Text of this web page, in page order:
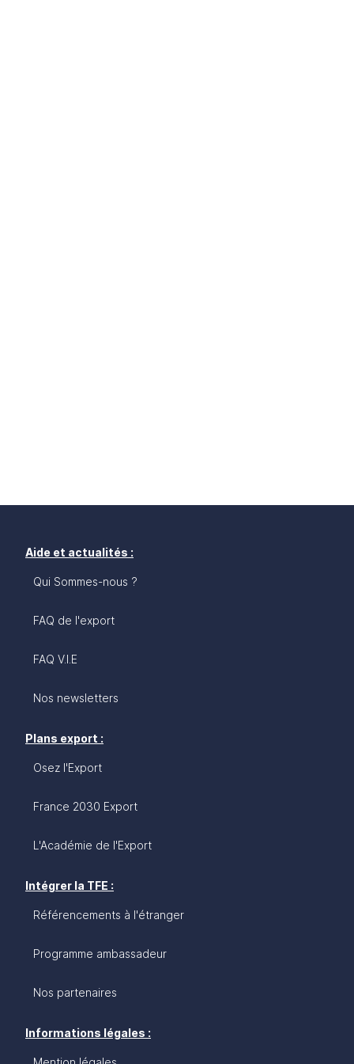
Aide et actualités :
Qui Sommes-nous ?
FAQ de l'export
FAQ V.I.E
Nos newsletters
Plans export :
Osez l'Export
France 2030 Export
L'Académie de l'Export
Intégrer la TFE :
Référencements à l'étranger
Programme ambassadeur
Nos partenaires
Informations légales :